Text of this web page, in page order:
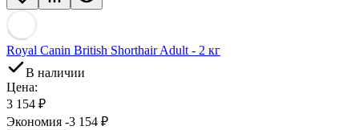
Royal Canin British Shorthair Adult - 2 кг
В наличии
Цена:
3 154 ₽
Экономия -3 154 ₽